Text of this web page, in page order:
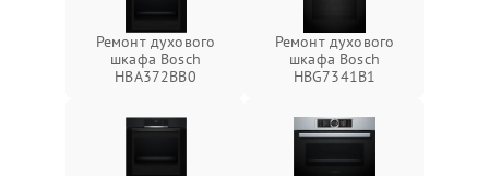
Ремонт духового
шкафа Bosch
HBA372BB0
Ремонт духового
шкафа Bosch
HBG7341B1